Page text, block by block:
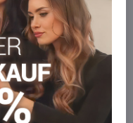
Sie einen 5 %
angewendet.
als wir